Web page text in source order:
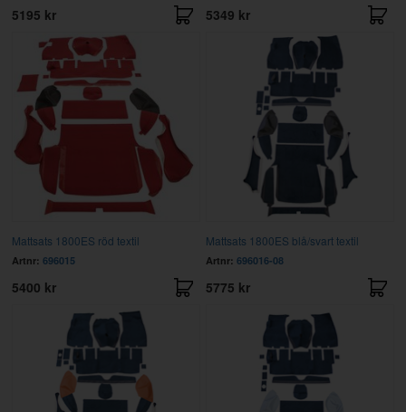
5195 kr 5349 kr
Mattsats 1800ES röd textil
Artnr: 696015
5400 kr
Mattsats 1800ES blå/svart textil
Artnr: 696016-08
5775 kr